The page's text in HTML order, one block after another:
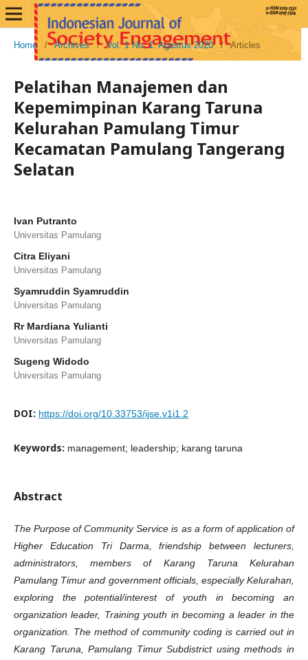
Home / Archives / Vol. 1 No. 1: Agustus 2020 / Articles
Pelatihan Manajemen dan
Kepemimpinan Karang Taruna
Kelurahan Pamulang Timur
Kecamatan Pamulang Tangerang
Selatan
Ivan Putranto
Universitas Pamulang
Citra Eliyani
Universitas Pamulang
Syamruddin Syamruddin
Universitas Pamulang
Rr Mardiana Yulianti
Universitas Pamulang
Sugeng Widodo
Universitas Pamulang
DOI: https://doi.org/10.33753/ijse.v1i1.2
Keywords: management; leadership; karang taruna
Abstract
The Purpose of Community Service is as a form of application of
Higher Education Tri Darma, friendship between lecturers,
administrators, members of Karang Taruna Kelurahan
Pamulang Timur and government officials, especially Kelurahan,
exploring the potential/interest of youth in becoming an
organization leader, Training youth in becoming a leader in the
organization. The method of community coding is carried out in
Karang Taruna, Pamulang Timur Subdistrict using methods in